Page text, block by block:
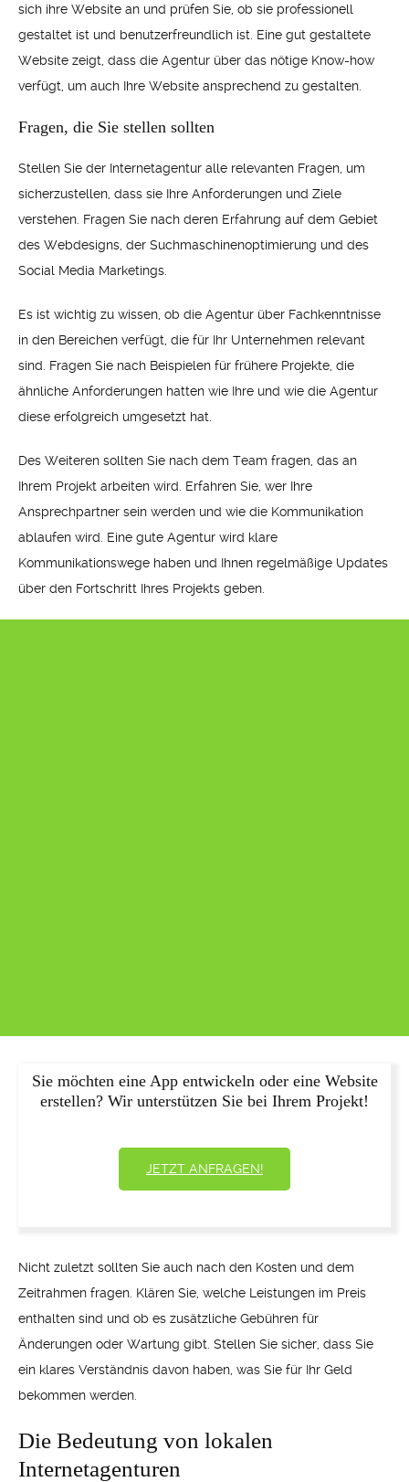
sich ihre Website an und prüfen Sie, ob sie professionell
gestaltet ist und benutzerfreundlich ist. Eine gut gestaltete
Website zeigt, dass die Agentur über das nötige Know-how
verfügt, um auch Ihre Website ansprechend zu gestalten.
Fragen, die Sie stellen sollten
Stellen Sie der Internetagentur alle relevanten Fragen, um
sicherzustellen, dass sie Ihre Anforderungen und Ziele
verstehen. Fragen Sie nach deren Erfahrung auf dem Gebiet
des Webdesigns, der Suchmaschinenoptimierung und des
Social Media Marketings.
Es ist wichtig zu wissen, ob die Agentur über Fachkenntnisse
in den Bereichen verfügt, die für Ihr Unternehmen relevant
sind. Fragen Sie nach Beispielen für frühere Projekte, die
ähnliche Anforderungen hatten wie Ihre und wie die Agentur
diese erfolgreich umgesetzt hat.
Des Weiteren sollten Sie nach dem Team fragen, das an
Ihrem Projekt arbeiten wird. Erfahren Sie, wer Ihre
Ansprechpartner sein werden und wie die Kommunikation
ablaufen wird. Eine gute Agentur wird klare
Kommunikationswege haben und Ihnen regelmäßige Updates
über den Fortschritt Ihres Projekts geben.
Sie möchten eine App entwickeln oder eine Website
erstellen? Wir unterstützen Sie bei Ihrem Projekt!
JETZT ANFRAGEN!
Nicht zuletzt sollten Sie auch nach den Kosten und dem
Zeitrahmen fragen. Klären Sie, welche Leistungen im Preis
enthalten sind und ob es zusätzliche Gebühren für
Änderungen oder Wartung gibt. Stellen Sie sicher, dass Sie
ein klares Verständnis davon haben, was Sie für Ihr Geld
bekommen werden.
Die Bedeutung von lokalen
Internetagenturen